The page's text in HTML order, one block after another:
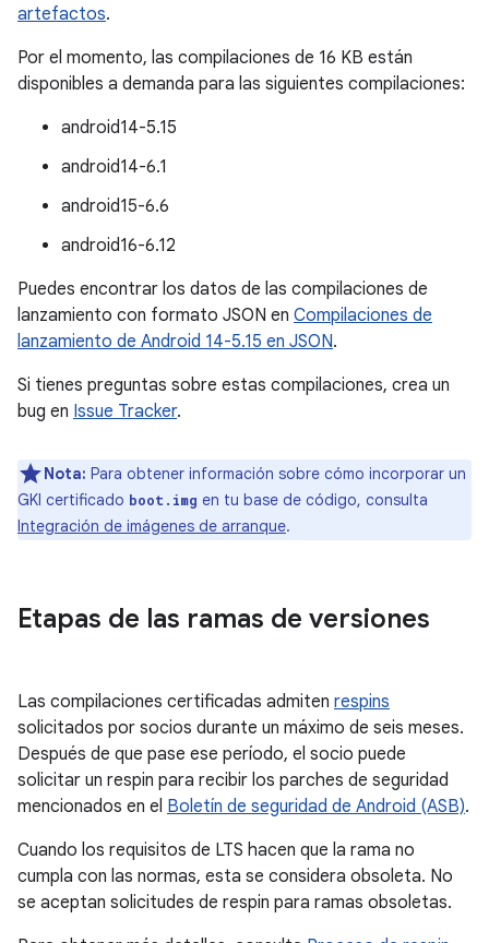
artefactos.
Por el momento, las compilaciones de 16 KB están
disponibles a demanda para las siguientes compilaciones:
android14-5.15
android14-6.1
android15-6.6
android16-6.12
Puedes encontrar los datos de las compilaciones de
lanzamiento con formato JSON en Compilaciones de
lanzamiento de Android 14-5.15 en JSON.
Si tienes preguntas sobre estas compilaciones, crea un
bug en Issue Tracker.
Nota: Para obtener información sobre cómo incorporar un
GKI certificado boot.img en tu base de código, consulta
Integración de imágenes de arranque.
Etapas de las ramas de versiones
Las compilaciones certificadas admiten respins
solicitados por socios durante un máximo de seis meses.
Después de que pase ese período, el socio puede
solicitar un respin para recibir los parches de seguridad
mencionados en el Boletín de seguridad de Android (ASB).
Cuando los requisitos de LTS hacen que la rama no
cumpla con las normas, esta se considera obsoleta. No
se aceptan solicitudes de respin para ramas obsoletas.